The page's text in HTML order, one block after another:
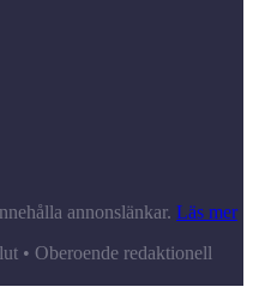
annonslänkar. Läs mer
• Oberoende redaktionell